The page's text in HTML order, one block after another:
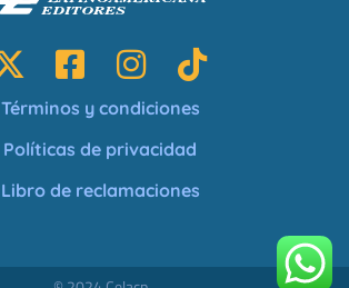
Términos y condiciones
Políticas de privacidad
Libro de reclamaciones